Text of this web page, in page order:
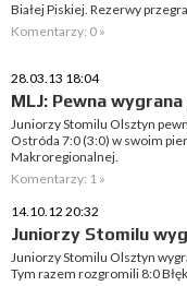
Białej Piskiej. Rezerwy
Komentarzy: 0 »
28.03.13 18:04
MLJ: Pewna wygrana
Juniorzy Stomilu Olsztyn
Ostróda 7:0 (3:0) w swoim
Makroregionalnej.
Komentarzy: 1 »
14.10.12 20:32
Juniorzy Stomilu
Juniorzy Stomilu Olsztyn
Tym razem rozgromili 8:0